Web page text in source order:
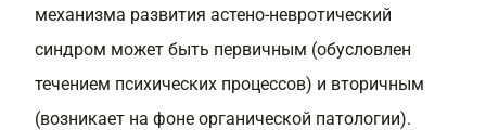
механизма развития астено-невротический
синдром может быть первичным (обусловлен
течением психических процессов) и вторичным
(возникает на фоне органической патологии).